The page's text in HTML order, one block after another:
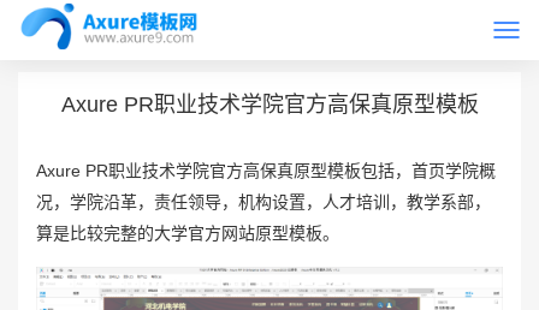
Axure原型模板
Axure PR职业技术学院官方高保真原型模板
Axure PR职业技术学院官方高保真原型模板包括，首页学院概
况，学院沿革，责任领导，机构设置，人才培训，教学系部，
算是比较完整的大学官方网站原型模板。